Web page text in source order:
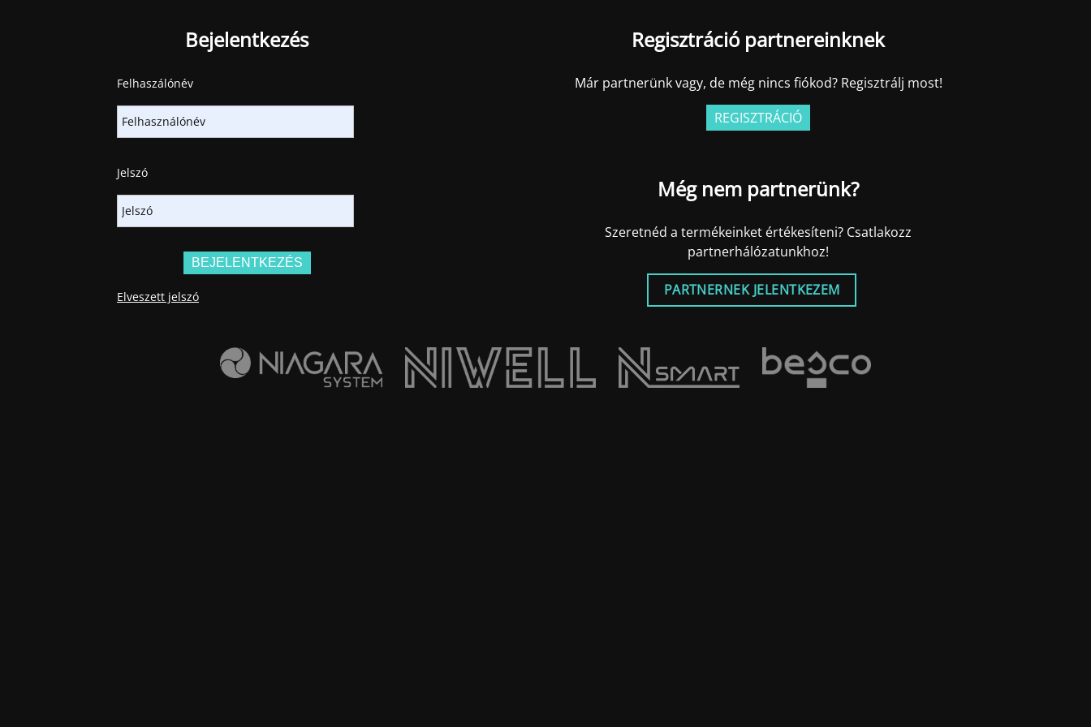
Bejelentkezés
Felhaszálónév
Jelszó
Elveszett jelszó
Regisztráció partnereinknek
Már partnerünk vagy, de még nincs fiókod? Regisztrálj most!
REGISZTRÁCIÓ
Még nem partnerünk?
Szeretnéd a termékeinket értékesíteni? Csatlakozz
partnerhálózatunkhoz!
PARTNERNEK JELENTKEZEM